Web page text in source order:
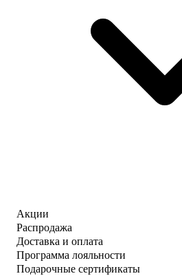
Акции
Распродажа
Доставка и оплата
Программа лояльности
Подарочные сертификаты